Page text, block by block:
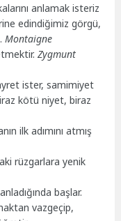
anlamak isteriz
edindiğimiz görgü,
Montaigne
Zygmunt
ister, samimiyet
kötü niyet, biraz
ilk adımını atmış
rüzgarlara yenik
başlar.
vazgeçip,